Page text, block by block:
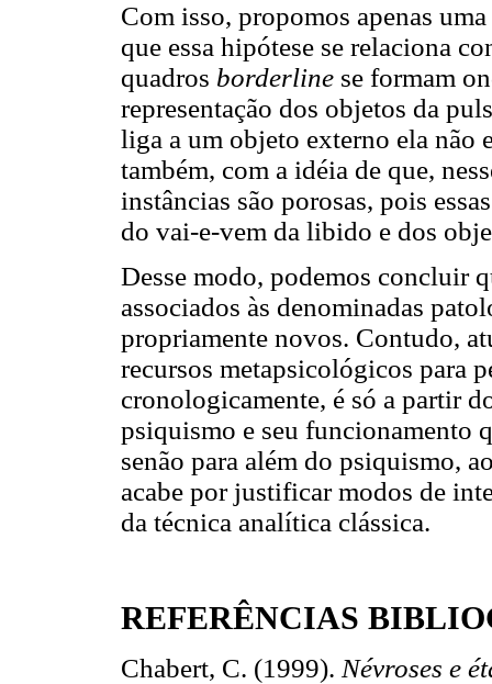
Com isso, propomos apenas
que essa hipótese se relaciona
quadros borderline se formam
representação dos objetos da
liga a um objeto externo ela não
também, com a idéia de que,
instâncias são porosas, pois
do vai-e-vem da libido e dos
Desse modo, podemos concluir
associados às denominadas
propriamente novos. Contudo,
recursos metapsicológicos para
cronologicamente, é só a partir
psiquismo e seu funcionamento
senão para além do psiquismo,
acabe por justificar modos de
da técnica analítica clássica.
REFERÊNCIAS
Chabert, C. (1999). Névroses e